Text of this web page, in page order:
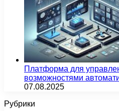
Платформа для
возможностями
07.08.2025
Рубрики